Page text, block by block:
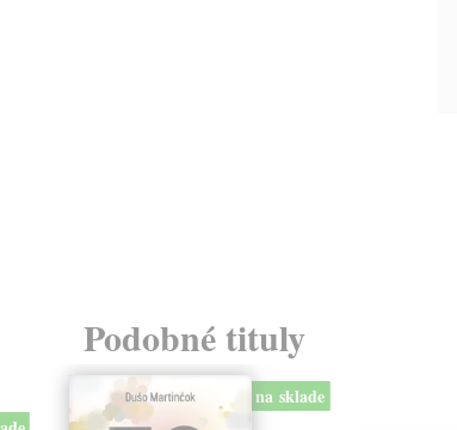
Podobné tituly
na sklade